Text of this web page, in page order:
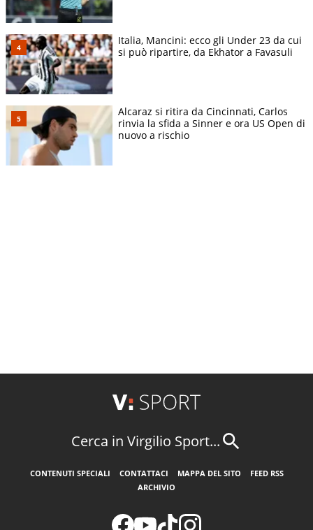
Italia, Mancini: ecco gli Under 23 da cui
si può ripartire, da Ekhator a Favasuli
Alcaraz si ritira da Cincinnati, Carlos
rinvia la sfida a Sinner e ora US Open di
nuovo a rischio
Cerca in Virgilio Sport...
CONTENUTI SPECIALI CONTATTACI MAPPA DEL SITO
FEED RSS
ARCHIVIO